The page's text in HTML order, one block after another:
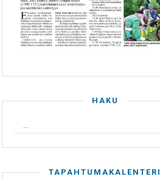
HAKU
TAPAHTUMAKALENTERI